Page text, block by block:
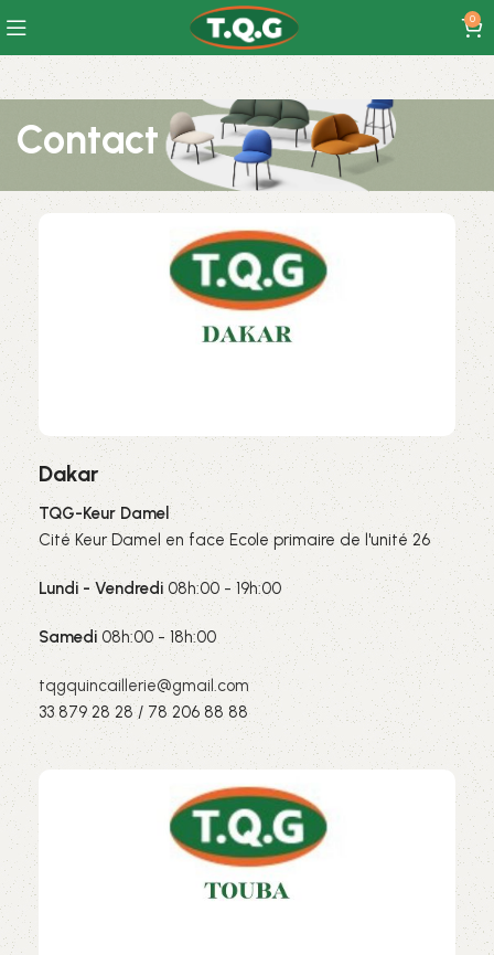
0
Contact
Dakar
TQG-Keur Damel
Cité Keur Damel en face Ecole primaire de l'unité 26
Lundi - Vendredi 08h:00 - 19h:00
Samedi 08h:00 - 18h:00
tqgquincaillerie@gmail.com
33 879 28 28 / 78 206 88 88